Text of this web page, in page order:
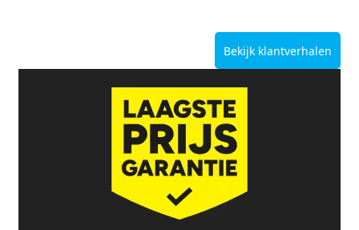
Bekijk klantverhalen